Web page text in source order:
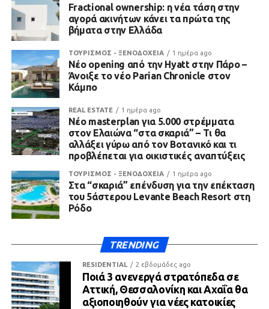
Fractional ownership: η νέα τάση στην
αγορά ακινήτων κάνει τα πρώτα της
βήματα στην Ελλάδα
ΤΟΥΡΙΣΜΟΣ - ΞΕΝΟΔΟΧΕΙΑ 1 ημέρα ago
Νέο opening από την Hyatt στην Πάρο –
Άνοιξε το νέο Parian Chronicle στον
Κάμπο
REAL ESTATE 1 ημέρα ago
Νέο masterplan για 5.000 στρέμματα
στον Ελαιώνα “στα σκαριά” – Τι θα
αλλάξει γύρω από τον Βοτανικό και τι
προβλέπεται για οικιστικές αναπτύξεις
ΤΟΥΡΙΣΜΟΣ - ΞΕΝΟΔΟΧΕΙΑ 1 ημέρα ago
Στα “σκαριά” επένδυση για την επέκταση
του 5άστερου Levante Beach Resort στη
Ρόδο
TRENDING
RESIDENTIAL 2 εβδομάδες ago
Ποιά 3 ανενεργά στρατόπεδα σε
Αττική, Θεσσαλονίκη και Αχαΐα θα
αξιοποιηθούν για νέες κατοικίες